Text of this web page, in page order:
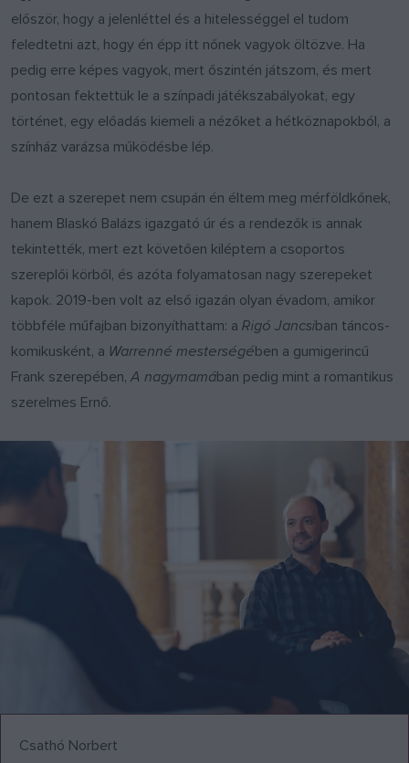
először, hogy a jelenléttel és a hitelességgel el tudom
feledtetni azt, hogy én épp itt nőnek vagyok öltözve. Ha
pedig erre képes vagyok, mert őszintén játszom, és mert
pontosan fektettük le a színpadi játékszabályokat, egy
történet, egy előadás kiemeli a nézőket a hétköznapokból, a
színház varázsa működésbe lép.
De ezt a szerepet nem csupán én éltem meg mérföldkőnek,
hanem Blaskó Balázs igazgató úr és a rendezők is annak
tekintették, mert ezt követően kiléptem a csoportos
szereplői körből, és azóta folyamatosan nagy szerepeket
kapok. 2019-ben volt az első igazán olyan évadom, amikor
többféle műfajban bizonyíthattam: a Rigó Jancsiban táncos-
komikusként, a Warrenné mesterségében a gumigerincű
Frank szerepében, A nagymamában pedig mint a romantikus
szerelmes Ernő.
Csathó Norbert